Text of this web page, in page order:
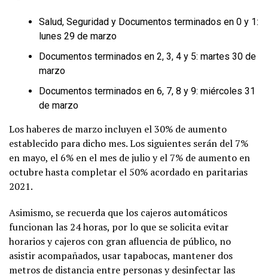
Salud, Seguridad y Documentos terminados en 0 y 1:
lunes 29 de marzo
Documentos terminados en 2, 3, 4 y 5: martes 30 de
marzo
Documentos terminados en 6, 7, 8 y 9: miércoles 31
de marzo
Los haberes de marzo incluyen el 30% de aumento
establecido para dicho mes. Los siguientes serán del 7%
en mayo, el 6% en el mes de julio y el 7% de aumento en
octubre hasta completar el 50% acordado en paritarias
2021.
Asimismo, se recuerda que los cajeros automáticos
funcionan las 24 horas, por lo que se solicita evitar
horarios y cajeros con gran afluencia de público, no
asistir acompañados, usar tapabocas, mantener dos
metros de distancia entre personas y desinfectar las